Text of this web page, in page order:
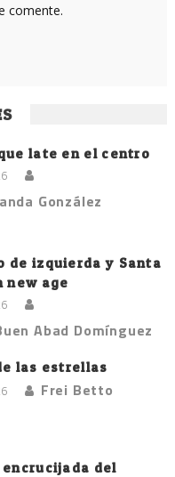
comente.
late en el centro
González
de izquierda y Santa
new age
Abad Domínguez
las estrellas
Frei Betto
encrucijada del